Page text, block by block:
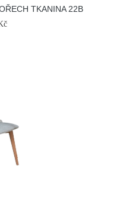
TKANINA 22B